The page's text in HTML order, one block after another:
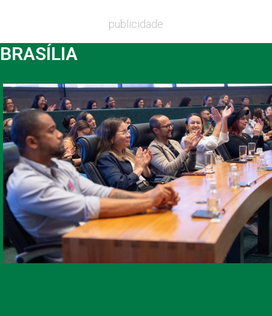
publicidade
BRASÍLIA